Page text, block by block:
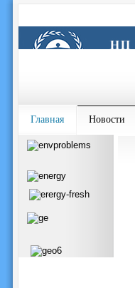
Главная Новости